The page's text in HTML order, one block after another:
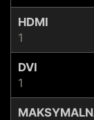
HDMI
1
DVI
1